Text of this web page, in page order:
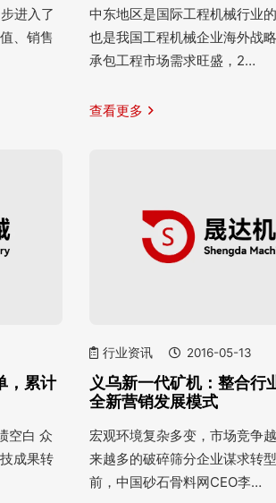
进入了
、销售
中东地区是国际工程机械行业
也是我国工程机械企业海外战
承包工程市场需求旺盛，2…
查看更多
，累计
空白 众
成果转
行业资讯 2016-05-13
义乌新一代矿机：整合行
全新营销发展模式
宏观环境复杂多变，市场竞争
来越多的破碎筛分企业谋求转
前，中国砂石骨料网CEO李…